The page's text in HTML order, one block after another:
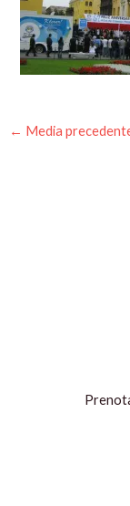
← Media